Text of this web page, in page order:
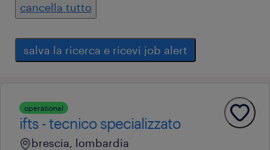
cancella tutto
salva la ricerca e ricevi job alert
operational
ifts - tecnico specializzato
brescia, lombardia